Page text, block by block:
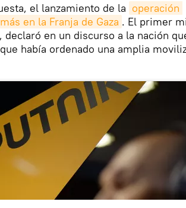
el lanzamiento de la
en la Franja de Gaza . El primer
en un discurso a la nación
había ordenado una amplia